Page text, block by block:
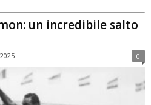
un incredibile salto
0